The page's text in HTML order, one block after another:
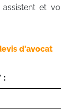
et
d'avocat
: